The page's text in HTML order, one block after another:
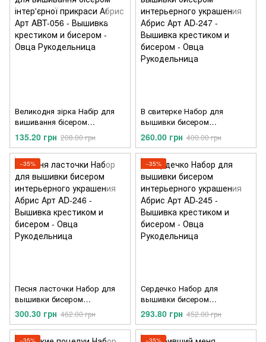
Великодня зірка Набір для
вишивання бісером
інтер'єрної прикраси Абрис
Арт ABT-056
135.20 грн 208.00 грн
В свитерке Набор для
вышивки бисером
интерьерного украшения
Абрис Арт AD-247
260.00 грн 400.00 грн
−35%
Песня ласточки Набор для
вышивки бисером
интерьерного украшения
Абрис Арт AD-246
300.30 грн 462.00 грн
−35%
Сердечко Набор для
вышивки бисером
интерьерного украшения
Абрис Арт AD-245
293.80 грн 452.00 грн
−35% −35%